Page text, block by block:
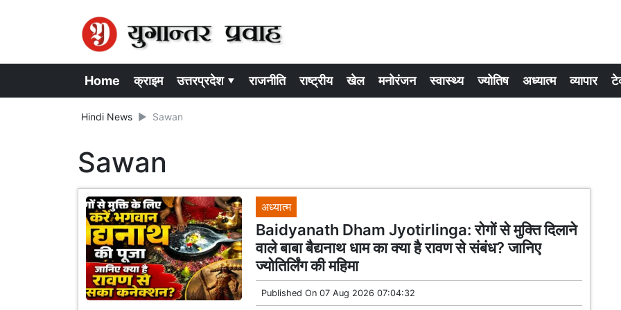
Home क्राइम उत्तरप्रदेश ▾ राजनीति राष्ट्रीय खेल मनोरंजन स्वास्थ्य ज्योतिष अध्यात्म व्यापार
Hindi News Sawan
Sawan
अध्यात्म
Baidyanath Dham Jyotirlinga: रोगों से मुक्ति दिलाने
वाले बाबा बैद्यनाथ धाम का क्या है रावण से संबंध? जानिए
ज्योतिर्लिंग की महिमा
Published On 07 Aug 2026 07:04:32